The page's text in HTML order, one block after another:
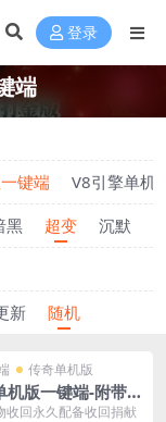
登录
端
键端
V8引擎单机
黑 超变 沉默
新 随机
传奇单机版
版一键端-附带强
-微端传奇！
收回永久配备收回捐献